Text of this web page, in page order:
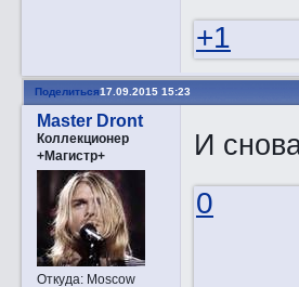
+1
Поделиться17.09.2015 15:23
Master Dront
Коллекционер
+Магистр+
Откуда:Moscow
И
0